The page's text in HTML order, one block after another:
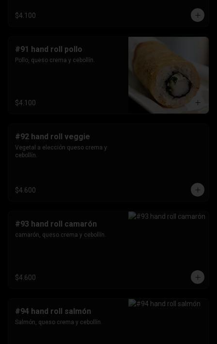
$4.100
#91 hand roll pollo
Pollo, queso crema y cebollín.
$4.100
#92 hand roll veggie
Vegetal a elección queso crema y
cebollín.
$4.600
#93 hand roll camarón
camarón, queso crema y cebollín.
$4.600
#94 hand roll salmón
Salmón, queso crema y cebollín.